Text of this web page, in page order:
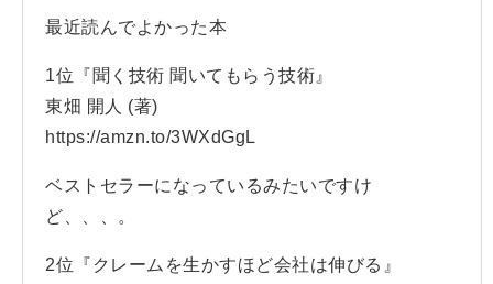
最近読んでよかった本
1位『聞く技術 聞いてもらう技術』
東畑 開人 (著)
https://amzn.to/3WXdGgL
ベストセラーになっているみたいですけ
ど、、、。
2位『クレームを生かすほど会社は伸びる』